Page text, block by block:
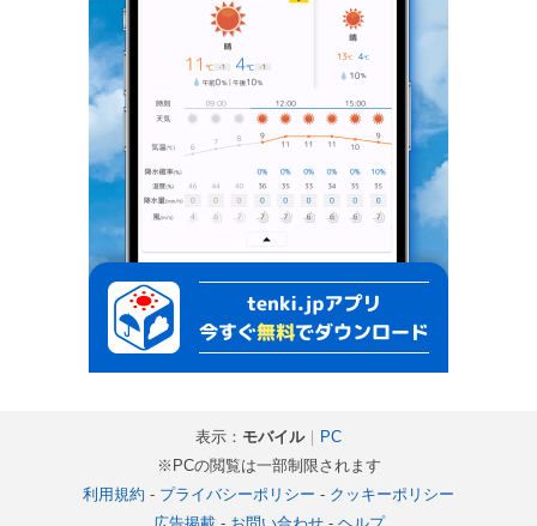
表示： モバイル｜ PC
※PCの閲覧は一部制限されます
利用規約 - プライバシーポリシー - クッキーポリシー